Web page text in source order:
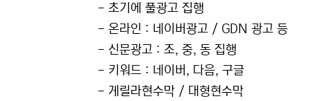
- 초기에 풀광고 집행
- 온라인 : 네이버광고 / GDN 광고 등
- 신문광고 : 조, 중, 동 집행
- 키워드 : 네이버, 다음, 구글
- 게릴라현수막 / 대형현수막